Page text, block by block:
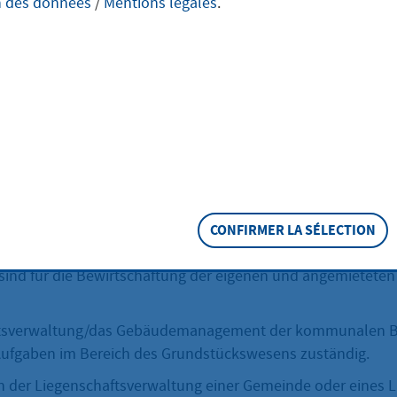
verfügen oft über zahlreiche Liegenschaften bzw.
aber auch Wohngebäude,
für die Bewirtschaftung der eigenen und
das Gebäudemanagement der kommunalen
im Bereich des Grundstückswesens zuständig.
der Liegenschaftsverwaltung einer Gemeinde oder eines
CONFIRMER LA SÉLECTION